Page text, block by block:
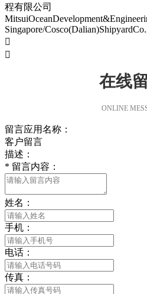
程有限公司
Singapore/


在线
ONLINE
留言应用名称：
客户留言
描述：
* 留言内容：
姓名：
手机：
电话：
传真：